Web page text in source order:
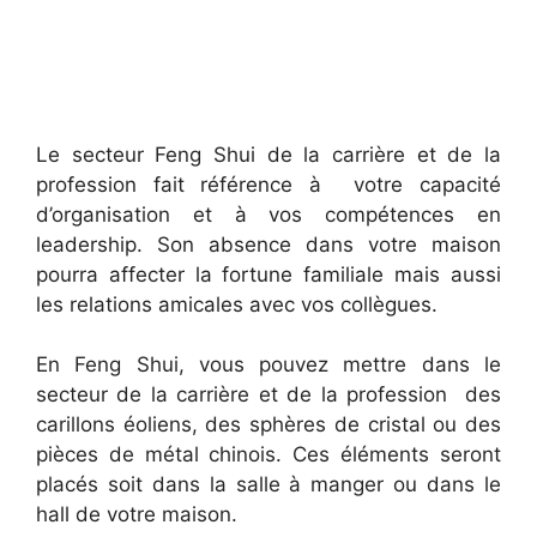
Le secteur Feng Shui de la carrière et de la
profession fait référence à votre capacité
d’organisation et à vos compétences en
leadership. Son absence dans votre maison
pourra affecter la fortune familiale mais aussi
les relations amicales avec vos collègues.
En Feng Shui, vous pouvez mettre dans le
secteur de la carrière et de la profession des
carillons éoliens, des sphères de cristal ou des
pièces de métal chinois. Ces éléments seront
placés soit dans la salle à manger ou dans le
hall de votre maison.